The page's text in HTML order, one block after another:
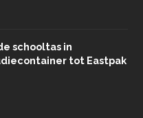
schooltas in
tot Eastpak